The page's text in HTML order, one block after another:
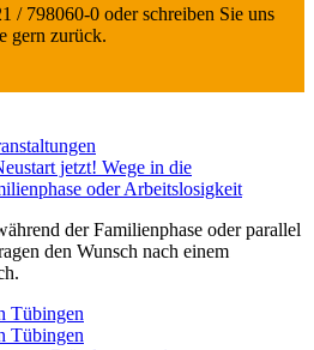
/ 798060-0 oder schreiben Sie uns
gern zurück.
jetzt! Wege in die
oder Arbeitslosigkeit
der Familienphase oder parallel
den Wunsch nach einem